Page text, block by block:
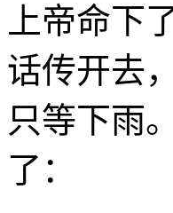
上帝命下
话传开去
只等下雨
了：